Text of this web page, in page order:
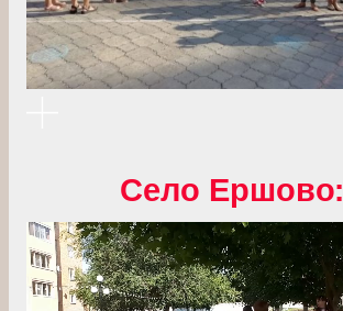
Село Ершово: